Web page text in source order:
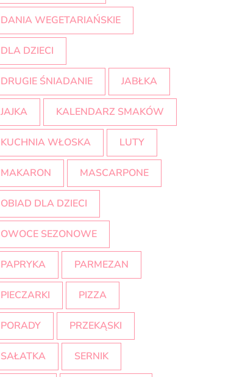
DANIA WEGETARIAŃSKIE
DLA DZIECI
DRUGIE ŚNIADANIE JABŁKA
JAJKA KALENDARZ SMAKÓW
KUCHNIA WŁOSKA LUTY
MAKARON MASCARPONE
OBIAD DLA DZIECI
OWOCE SEZONOWE
PAPRYKA PARMEZAN
PIECZARKI PIZZA
PORADY PRZEKĄSKI
SAŁATKA SERNIK